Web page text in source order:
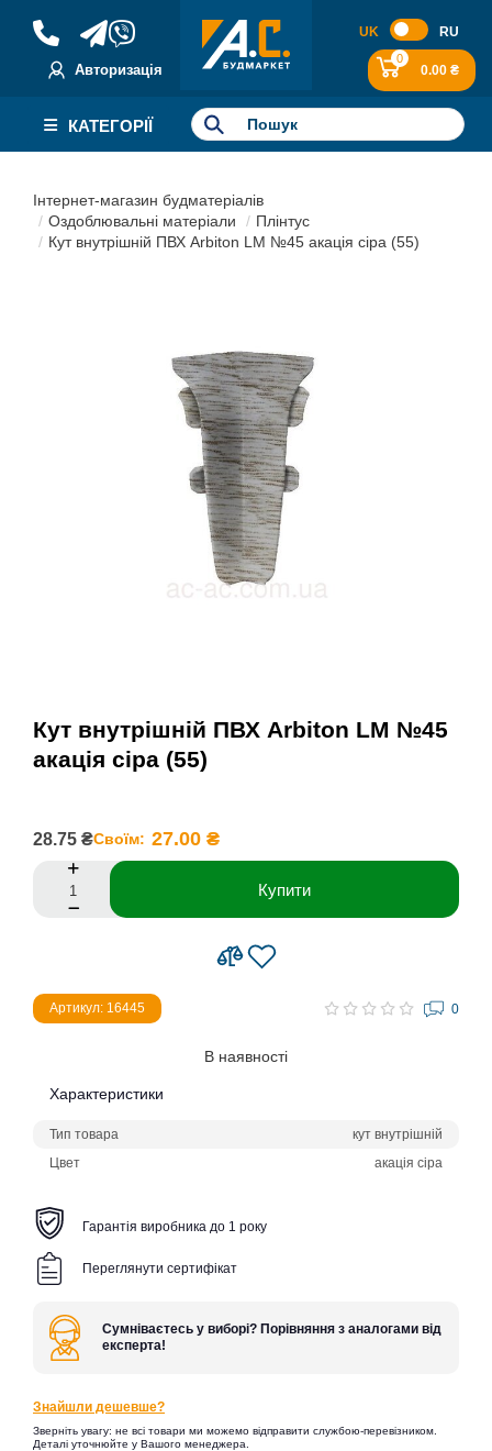
Авторизація
UK RU
0
0.00 ₴
КАТЕГОРІЇ
Інтернет-магазин будматеріалів
Оздоблювальні матеріали
Плінтус
Кут внутрішній ПВХ Arbiton LM №45 акація сіра (55)
Кут внутрішній ПВХ Arbiton LM №45
акація сіра (55)
28.75 ₴Своїм: 27.00 ₴
Купити
Артикул: 16445 0
В наявності
Характеристики
Тип товара
кут внутрішній
Цвет
акація сіра
Гарантія виробника до 1 року
Переглянути сертифікат
Сумніваєтесь у виборі? Порівняння з аналогами від
експерта!
Знайшли дешевше?
Зверніть увагу: не всі товари ми можемо відправити службою-перевізником.
Деталі уточнюйте у Вашого менеджера.